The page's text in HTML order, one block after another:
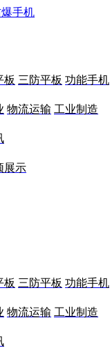
板 三防平板 功能手机
物流运输 工业制造
展示
板 三防平板 功能手机
物流运输 工业制造